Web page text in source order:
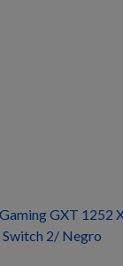
GXT 1252
Switch 2/ Negro